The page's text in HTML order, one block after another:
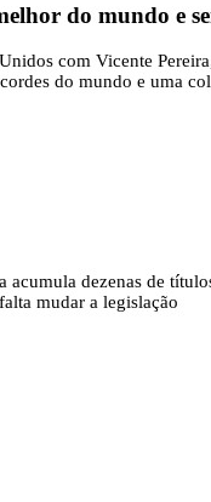
do mundo e
com Vicente
do mundo e uma
dezenas de
mudar a legislação